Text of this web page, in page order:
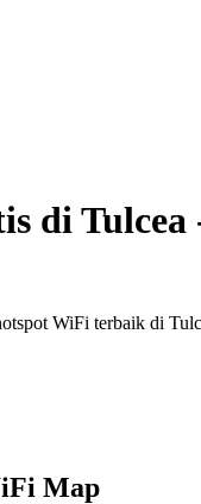
diTulcea
WiFi terbaik di
Map